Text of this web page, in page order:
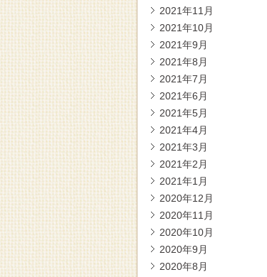
2021年11月
2021年10月
2021年9月
2021年8月
2021年7月
2021年6月
2021年5月
2021年4月
2021年3月
2021年2月
2021年1月
2020年12月
2020年11月
2020年10月
2020年9月
2020年8月